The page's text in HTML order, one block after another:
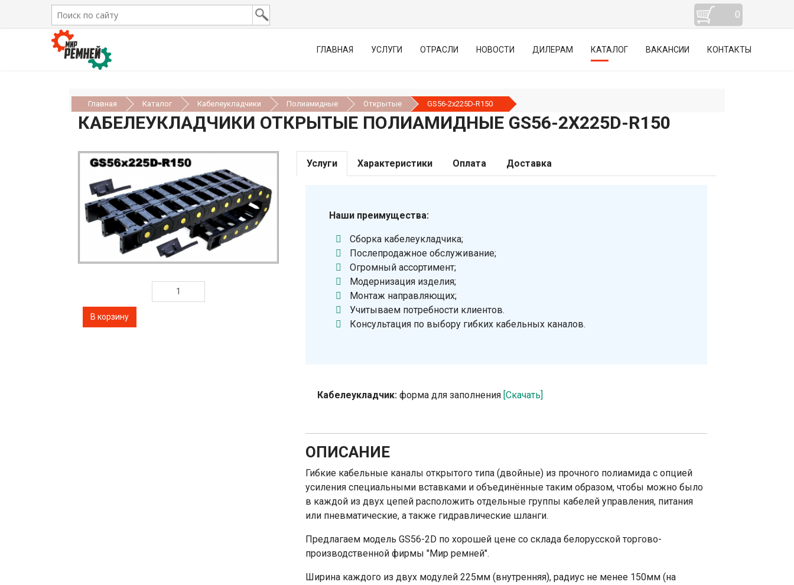
0
ГЛАВНАЯ УСЛУГИ ОТРАСЛИ НОВОСТИ ДИЛЕРАМ КАТАЛОГ ВАКАНСИИ КОНТАКТЫ
Главная Каталог Кабелеукладчики Полиамидные Открытые GS56-2х225D-R150
КАБЕЛЕУКЛАДЧИКИ ОТКРЫТЫЕ ПОЛИАМИДНЫЕ GS56-2Х225D-R150
Услуги Характеристики Оплата Доставка
Наши преимущества:
Сборка кабелеукладчика;
Послепродажное обслуживание;
Огромный ассортимент;
Модернизация изделия;
Монтаж направляющих;
Учитываем потребности клиентов.
Консультация по выбору гибких кабельных каналов.
Кабелеукладчик: форма для заполнения [Скачать]
ОПИСАНИЕ
Гибкие кабельные каналы открытого типа (двойные) из прочного полиамида с опцией
усиления специальными вставками и объединённые таким образом, чтобы можно было
в каждой из двух цепей расположить отдельные группы кабелей управления, питания
или пневматические, а также гидравлические шланги.
Предлагаем модель GS56-2D по хорошей цене со склада белорусской торгово-
производственной фирмы "Мир ремней".
Ширина каждого из двух модулей 225мм (внутренняя), радиус не менее 150мм (на